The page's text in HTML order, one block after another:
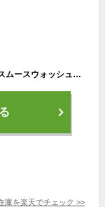
花王 サクセス リンスのいらない薬用シャンプー スムースウォッシュ エクストラクール 本体 (400mL) 男性用 メンズシャンプー 【医薬部外品】
庫を楽天でチェック >>